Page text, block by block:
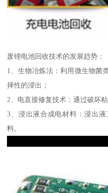
废锂电池回收技术的发展趋势：
1、生物冶炼法：利用微生物菌
择性的浸出；
2、电直接修复技术：通过破坏
3、浸出液合成电材料：浸出
料。